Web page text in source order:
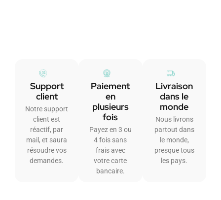
Support
client
Notre support
client est
réactif, par
mail, et saura
résoudre vos
demandes.
Paiement
en
plusieurs
fois
Payez en 3 ou
4 fois sans
frais avec
votre carte
bancaire.
Livraison
dans le
monde
Nous livrons
partout dans
le monde,
presque tous
les pays.